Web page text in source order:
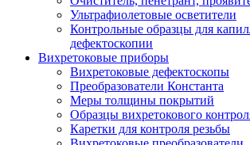
Ультрафиолетовые осветители
Контрольные образцы для
дефектоскопии
Вихретоковые приборы
Вихретоковые дефектоскопы
Преобразователи Константа
Меры толщины покрытий
Образцы вихретокового
Каретки для контроля резьбы